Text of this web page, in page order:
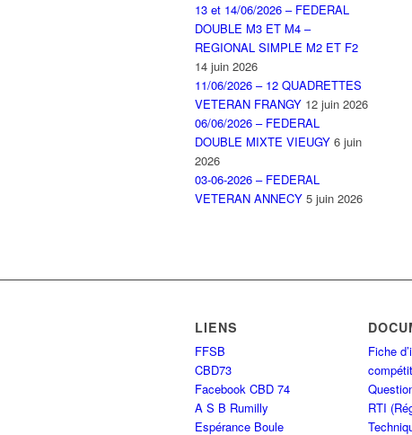
13 et 14/06/2026 – FEDERAL
DOUBLE M3 ET M4 –
REGIONAL SIMPLE M2 ET F2
14 juin 2026
11/06/2026 – 12 QUADRETTES
VETERAN FRANGY 12 juin 2026
06/06/2026 – FEDERAL
DOUBLE MIXTE VIEUGY 6 juin
2026
03-06-2026 – FEDERAL
VETERAN ANNECY 5 juin 2026
LIENS
FFSB
CBD73
Facebook CBD 74
A S B Rumilly
Espérance Boule
Fiche
RTI